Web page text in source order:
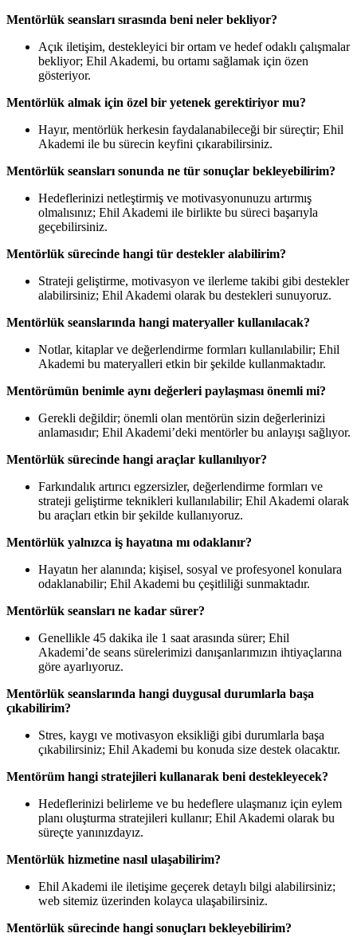
Mentörlük seansları sırasında beni neler bekliyor?
Açık iletişim, destekleyici bir ortam ve hedef odaklı çalışmalar
bekliyor; Ehil Akademi, bu ortamı sağlamak için özen
gösteriyor.
Mentörlük almak için özel bir yetenek gerektiriyor mu?
Hayır, mentörlük herkesin faydalanabileceği bir süreçtir; Ehil
Akademi ile bu sürecin keyfini çıkarabilirsiniz.
Mentörlük seansları sonunda ne tür sonuçlar bekleyebilirim?
Hedeflerinizi netleştirmiş ve motivasyonunuzu artırmış
olmalısınız; Ehil Akademi ile birlikte bu süreci başarıyla
geçebilirsiniz.
Mentörlük sürecinde hangi tür destekler alabilirim?
Strateji geliştirme, motivasyon ve ilerleme takibi gibi destekler
alabilirsiniz; Ehil Akademi olarak bu destekleri sunuyoruz.
Mentörlük seanslarında hangi materyaller kullanılacak?
Notlar, kitaplar ve değerlendirme formları kullanılabilir; Ehil
Akademi bu materyalleri etkin bir şekilde kullanmaktadır.
Mentörümün benimle aynı değerleri paylaşması önemli mi?
Gerekli değildir; önemli olan mentörün sizin değerlerinizi
anlamasıdır; Ehil Akademi’deki mentörler bu anlayışı sağlıyor.
Mentörlük sürecinde hangi araçlar kullanılıyor?
Farkındalık artırıcı egzersizler, değerlendirme formları ve
strateji geliştirme teknikleri kullanılabilir; Ehil Akademi olarak
bu araçları etkin bir şekilde kullanıyoruz.
Mentörlük yalnızca iş hayatına mı odaklanır?
Hayatın her alanında; kişisel, sosyal ve profesyonel konulara
odaklanabilir; Ehil Akademi bu çeşitliliği sunmaktadır.
Mentörlük seansları ne kadar sürer?
Genellikle 45 dakika ile 1 saat arasında sürer; Ehil
Akademi’de seans sürelerimizi danışanlarımızın ihtiyaçlarına
göre ayarlıyoruz.
Mentörlük seanslarında hangi duygusal durumlarla başa
çıkabilirim?
Stres, kaygı ve motivasyon eksikliği gibi durumlarla başa
çıkabilirsiniz; Ehil Akademi bu konuda size destek olacaktır.
Mentörüm hangi stratejileri kullanarak beni destekleyecek?
Hedeflerinizi belirleme ve bu hedeflere ulaşmanız için eylem
planı oluşturma stratejileri kullanır; Ehil Akademi olarak bu
süreçte yanınızdayız.
Mentörlük hizmetine nasıl ulaşabilirim?
Ehil Akademi ile iletişime geçerek detaylı bilgi alabilirsiniz;
web sitemiz üzerinden kolayca ulaşabilirsiniz.
Mentörlük sürecinde hangi sonuçları bekleyebilirim?